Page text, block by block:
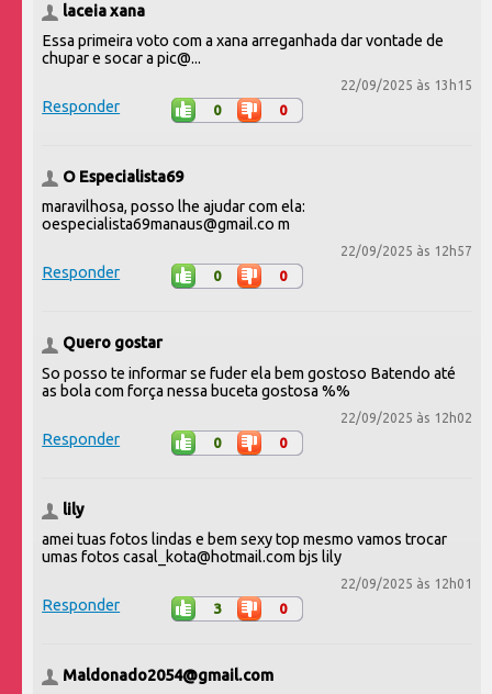
laceia xana
Essa primeira voto com a xana arreganhada dar vontade de
chupar e socar a pic@...
22/09/2025 às 13h15
Responder 0 0
O Especialista69
maravilhosa, posso lhe ajudar com ela:
oespecialista69manaus@gmail.co m
22/09/2025 às 12h57
Responder 0 0
Quero gostar
So posso te informar se fuder ela bem gostoso Batendo até
as bola com força nessa buceta gostosa %%
22/09/2025 às 12h02
Responder 0 0
lily
amei tuas fotos lindas e bem sexy top mesmo vamos trocar
umas fotos casal_kota@hotmail.com bjs lily
22/09/2025 às 12h01
Responder 3 0
Maldonado2054@gmail.com